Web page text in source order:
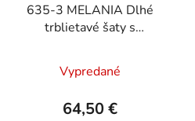
635-3 MELANIA Dlhé
trblietavé šaty s
rukávmi - tmavomodré
Vypredané
64,50 €